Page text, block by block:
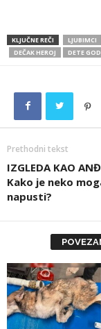
KLJUČNE REČI LJUBIMCI
DEČAK HEROJ
DETE
Prethodni tekst
IZGLEDA KAO
Kako je neko
napusti?